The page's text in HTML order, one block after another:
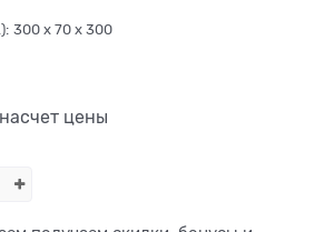
300 x 70 x 300
цены